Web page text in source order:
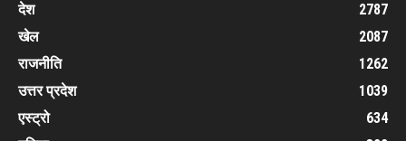
देश
2787
खेल
2087
राजनीति
1262
उत्तर प्रदेश
1039
एस्ट्रो
634